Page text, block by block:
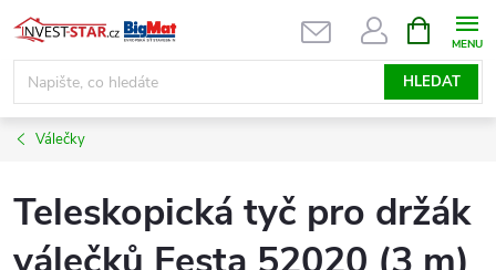
Přejít
na
obsah
HLEDAT
NÁKUPNÍ
KOŠÍK
Válečky
Teleskopická tyč pro držák